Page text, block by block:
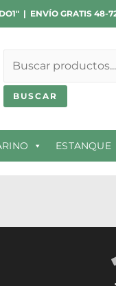
| ENVÍO GRATIS 48-
BUSCAR
ESTANQUE